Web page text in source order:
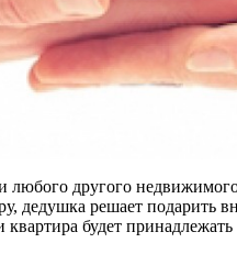
любого другого
дедушка решает подарить
будет